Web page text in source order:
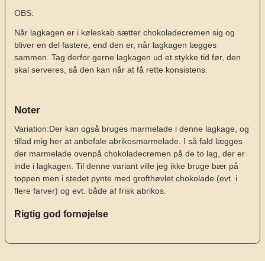
OBS:
Når lagkagen er i køleskab sætter chokoladecremen sig og
bliver en del fastere, end den er, når lagkagen lægges
sammen. Tag derfor gerne lagkagen ud et stykke tid før, den
skal serveres, så den kan når at få rette konsistens.
Noter
Variation:Der kan også bruges marmelade i denne lagkage, og
tillad mig her at anbefale abrikosmarmelade. I så fald lægges
der marmelade ovenpå chokoladecremen på de to lag, der er
inde i lagkagen. Til denne variant ville jeg ikke bruge bær på
toppen men i stedet pynte med grofthøvlet chokolade (evt. i
flere farver) og evt. både af frisk abrikos.
Rigtig god fornøjelse